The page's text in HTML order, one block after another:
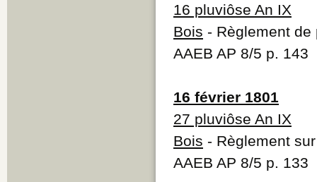
16 pluviôse An IX
Bois - Règlement
AAEB AP 8/5 p. 143
16 février 1801
27 pluviôse An IX
Bois - Règlement
AAEB AP 8/5 p. 133